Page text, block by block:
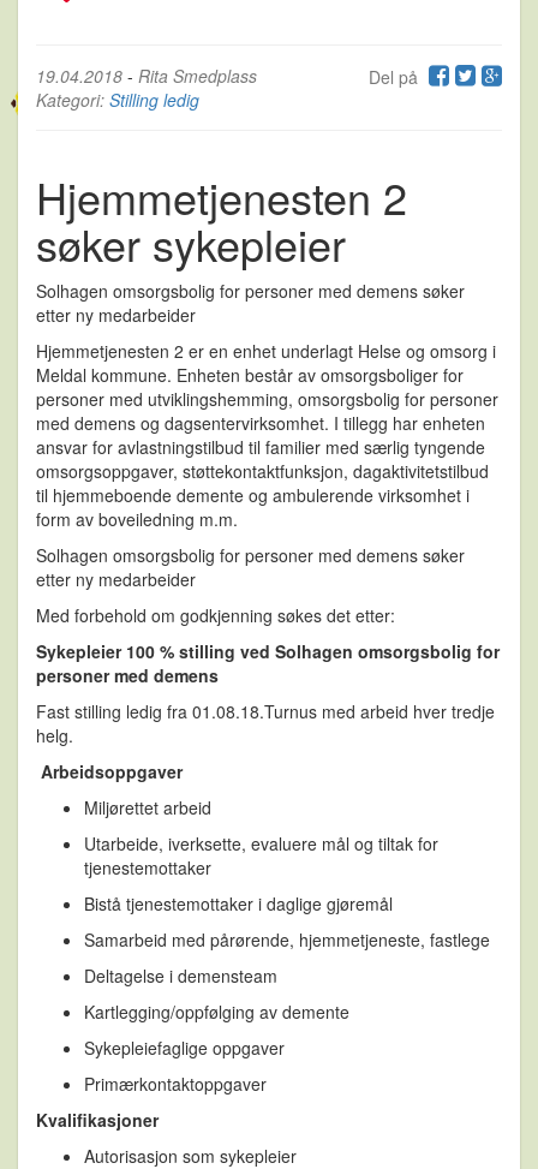
Del på
19.04.2018 - Rita Smedplass
Kategori: Stilling ledig
Hjemmetjenesten 2
søker sykepleier
Solhagen omsorgsbolig for personer med demens søker
etter ny medarbeider
Hjemmetjenesten 2 er en enhet underlagt Helse og omsorg i
Meldal kommune. Enheten består av omsorgsboliger for
personer med utviklingshemming, omsorgsbolig for personer
med demens og dagsentervirksomhet. I tillegg har enheten
ansvar for avlastningstilbud til familier med særlig tyngende
omsorgsoppgaver, støttekontaktfunksjon, dagaktivitetstilbud
til hjemmeboende demente og ambulerende virksomhet i
form av boveiledning m.m.
Solhagen omsorgsbolig for personer med demens søker
etter ny medarbeider
Med forbehold om godkjenning søkes det etter:
Sykepleier 100 % stilling ved Solhagen omsorgsbolig for
personer med demens
Fast stilling ledig fra 01.08.18.Turnus med arbeid hver tredje
helg.
Arbeidsoppgaver
Miljørettet arbeid
Utarbeide, iverksette, evaluere mål og tiltak for
tjenestemottaker
Bistå tjenestemottaker i daglige gjøremål
Samarbeid med pårørende, hjemmetjeneste, fastlege
Deltagelse i demensteam
Kartlegging/oppfølging av demente
Sykepleiefaglige oppgaver
Primærkontaktoppgaver
Kvalifikasjoner
Autorisasjon som sykepleier